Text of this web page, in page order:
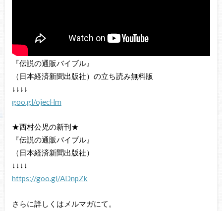
『伝説の通販バイブル』
（日本経済新聞出版社）の立ち読み無料版
↓↓↓↓
goo.gl/ojecHm
★西村公児の新刊★
『伝説の通販バイブル』
（日本経済新聞出版社）
↓↓↓↓
https://goo.gl/ADnpZk
さらに詳しくはメルマガにて。